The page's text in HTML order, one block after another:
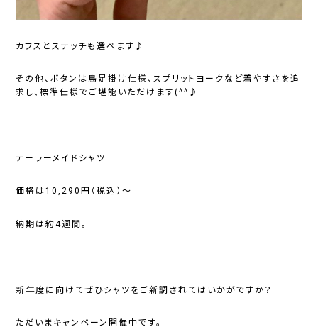
カフスとステッチも選べます♪
その他、ボタンは鳥足掛け仕様、スプリットヨークなど着やすさを追
求し、標準仕様でご堪能いただけます(^^♪
テーラーメイドシャツ
価格は10,290円（税込）～
納期は約4週間。
新年度に向けてぜひシャツをご新調されてはいかがですか？
ただいまキャンペーン開催中です。